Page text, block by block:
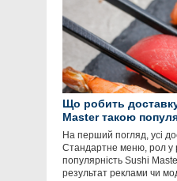
Що робить
Master такою
На перший погляд, усі
Стандартне меню, рол у
популярність Sushi
результат реклами чи